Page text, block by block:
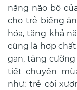
năng não bộ
cho trẻ biếng
hóa, tăng khả
cùng là hợp
gan, tăng
tiết chuyển
như: trẻ còi